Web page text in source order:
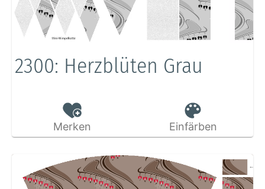
2300: Herzblüten Grau
Merken Einfärben